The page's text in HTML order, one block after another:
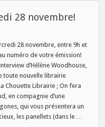
28 novembre!
28 novembre, entre 9h et
numéro de votre émission!
d’Hélène Woodhouse,
toute nouvelle librairie
Chouette Librairie ; On fera
en compagnie d’une
qui vous présentera un
les panellets (dans le …